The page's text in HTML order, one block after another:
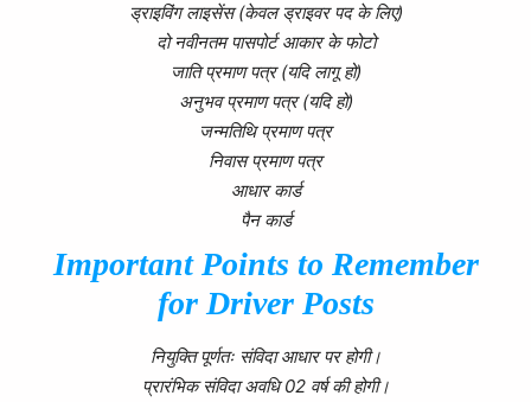
ड्राइविंग लाइसेंस (केवल ड्राइवर पद के लिए)
दो नवीनतम पासपोर्ट आकार के फोटो
जाति प्रमाण पत्र (यदि लागू हो)
अनुभव प्रमाण पत्र (यदि हो)
जन्मतिथि प्रमाण पत्र
निवास प्रमाण पत्र
आधार कार्ड
पैन कार्ड
Important Points to Remember
for Driver Posts
नियुक्ति पूर्णतः संविदा आधार पर होगी।
प्रारंभिक संविदा अवधि 02 वर्ष की होगी।